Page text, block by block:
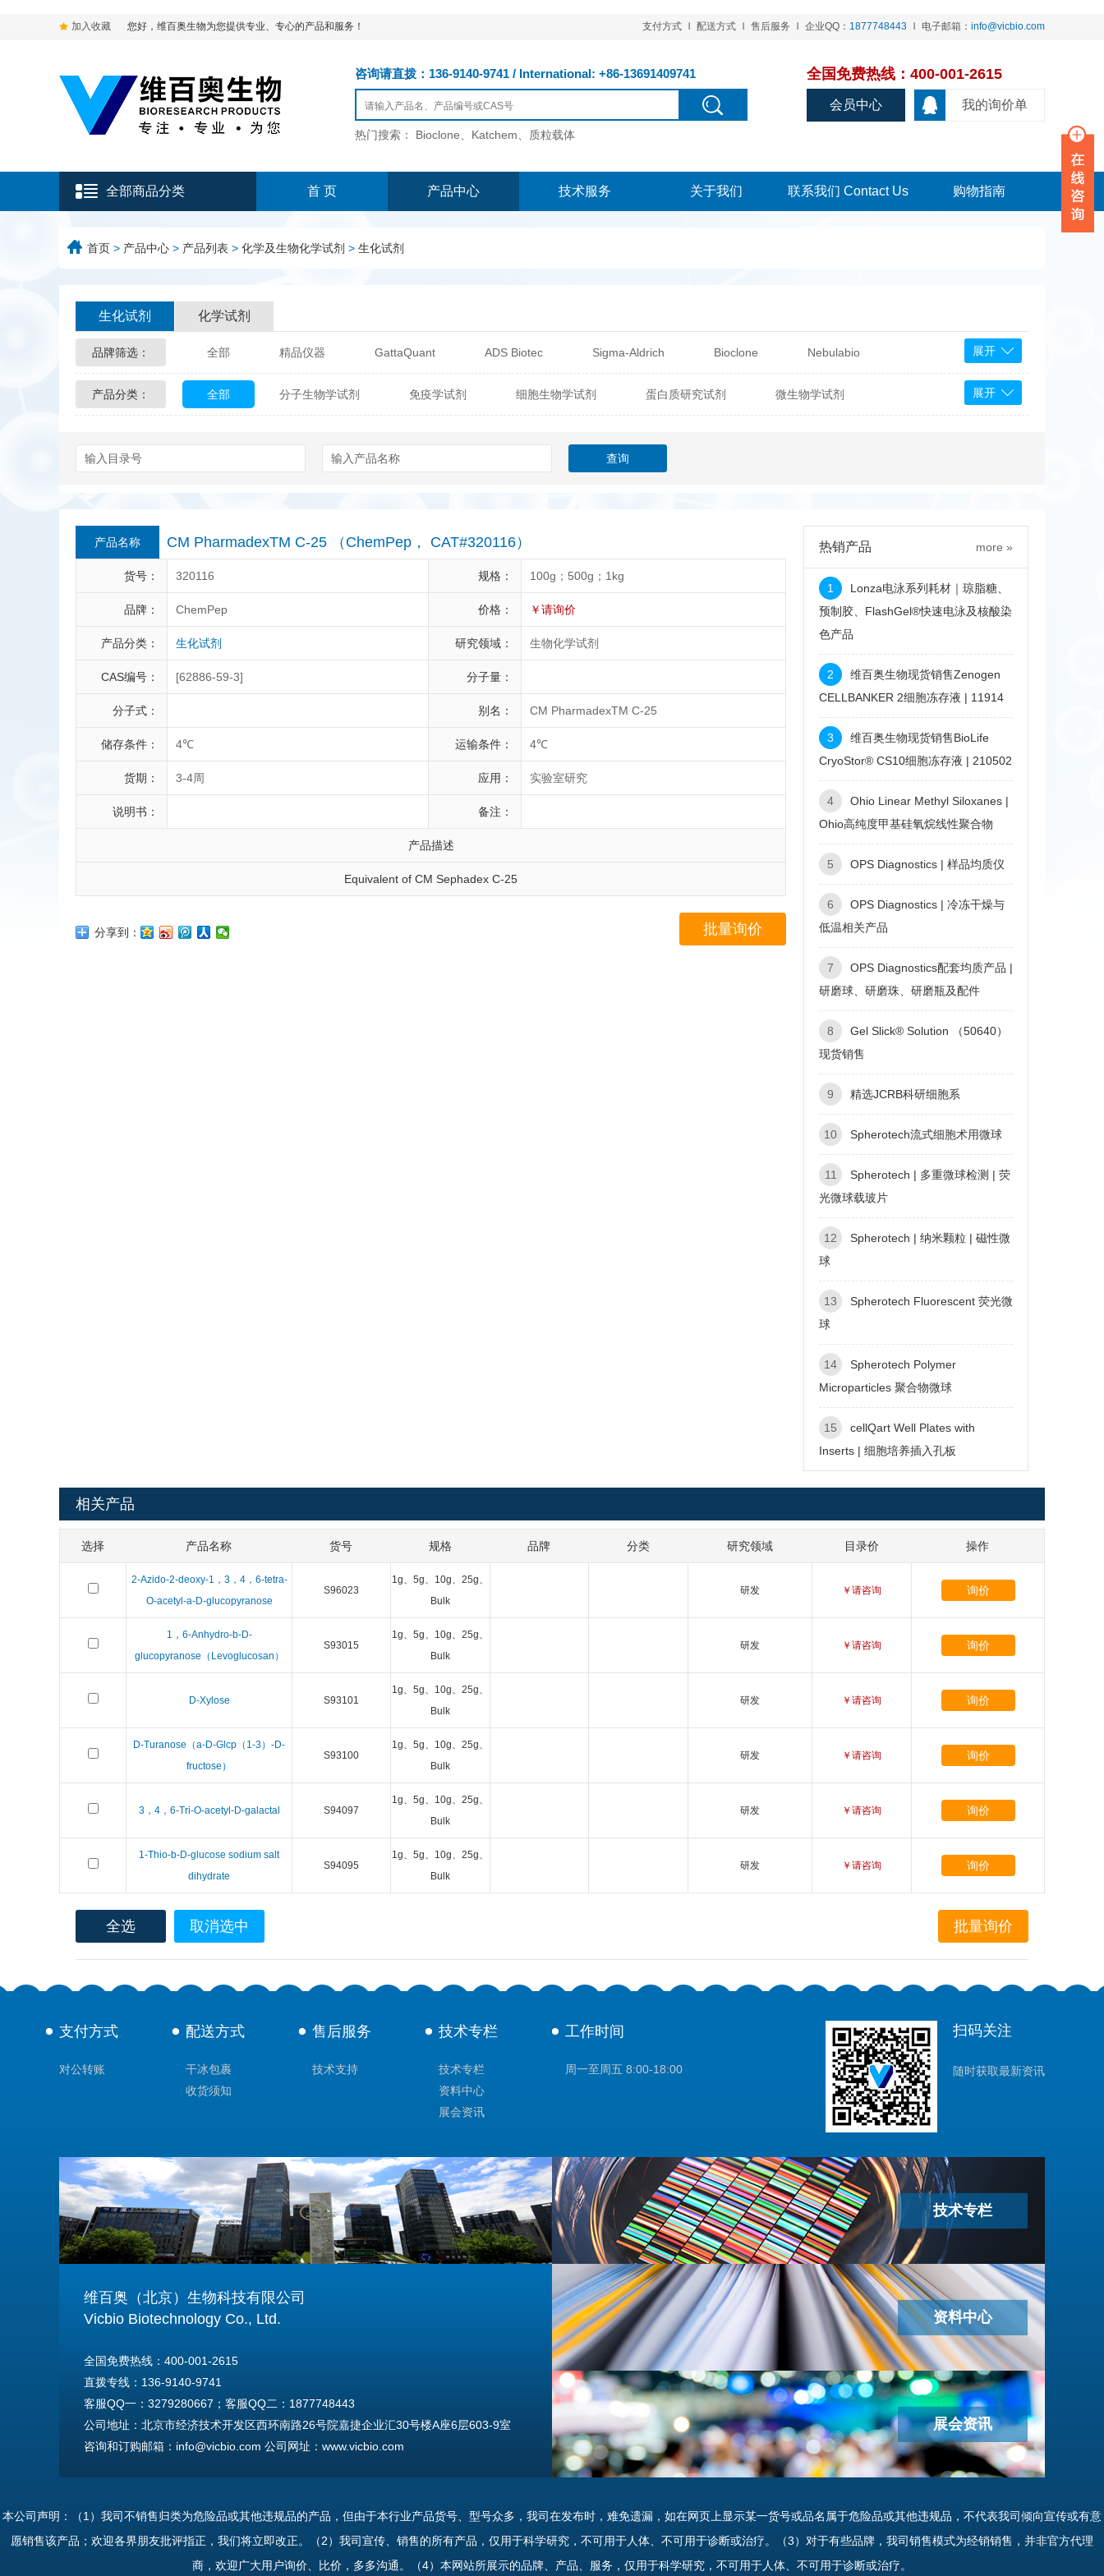
加入收藏 您好，维百奥生物为您提供专业、专心的产品和服务！ 支付方式 配送方式 售后服务 企业QQ： 1877748443 电子邮箱： info@vicbio.com
咨询请直拨：136-9140-9741 / International: +86-13691409741
热门搜索： Bioclone、Katchem、质粒载体
全国免费热线：400-001-2615
我的询价单
会员中心
全部商品分类 首 页 产品中心 技术服务 关于我们 联系我们 Contact Us 购物指南
首页 > 产品中心 > 产品列表 > 化学及生物化学试剂 > 生化试剂
生化试剂 化学试剂
品牌筛选： 全部 精品仪器 GattaQuant ADS Biotec Sigma-Aldrich Bioclone Nebulabio
Glycon Biochem Sterlitech 热销产品 辰辉创聚生物® (Nebulabio) BPS Bioscience
Mediagnost
Cytodiagnostics Katchem
Berry & Associates Hybrid Plastics Milenia Biotec Sunrise Science
LGC Maine Standards Pall Lonza 康为世纪
Abbexa AbD Serotec Abnova Active Motif
展开
产品分类： 全部 分子生物学试剂 免疫学试剂 细胞生物学试剂 蛋白质研究试剂 微生物学试剂 展开
产品名称 CM PharmadexTM C-25 （ChemPep， CAT#320116）
货号： 320116 规格： 100g；500g；1kg
品牌： ChemPep 价格： ￥请询价
产品分类： 生化试剂 研究领域： 生物化学试剂
CAS编号： [62886-59-3] 分子量：
分子式： 别名： CM PharmadexTM C-25
储存条件： 4℃ 运输条件： 4℃
货期： 3-4周 应用： 实验室研究
说明书： 备注：
产品描述
Equivalent of CM Sephadex C-25
分享到： 批量询价
热销产品 more »
1
Lonza电泳系列耗材｜琼脂糖、
预制胶、FlashGel®快速电泳及核酸染
色产品
2
维百奥生物现货销售Zenogen
CELLBANKER 2细胞冻存液 | 11914
3
维百奥生物现货销售BioLife
CryoStor® CS10细胞冻存液 | 210502
4
Ohio Linear Methyl Siloxanes |
Ohio高纯度甲基硅氧烷线性聚合物
5 OPS Diagnostics | 样品均质仪
6
OPS Diagnostics | 冷冻干燥与
低温相关产品
7
OPS Diagnostics配套均质产品 |
研磨球、研磨珠、研磨瓶及配件
8
Gel Slick® Solution （50640）
现货销售
9 精选JCRB科研细胞系
10 Spherotech流式细胞术用微球
11
Spherotech | 多重微球检测 | 荧
光微球载玻片
12
Spherotech | 纳米颗粒 | 磁性微
球
13
Spherotech Fluorescent 荧光微
球
14
Spherotech Polymer
Microparticles 聚合物微球
15
cellQart Well Plates with
Inserts | 细胞培养插入孔板
相关产品
选择 产品名称 货号 规格 品牌 分类 研究领域 目录价 操作
2-Azido-2-deoxy-1，3，4，6-tetra-
O-acetyl-a-D-glucopyranose
S96023
1g、5g、10g、25g、
Bulk
研发 ￥请咨询 询价
1，6-Anhydro-b-D-
glucopyranose（Levoglucosan）
S93015
1g、5g、10g、25g、
Bulk
研发 ￥请咨询 询价
D-Xylose S93101
1g、5g、10g、25g、
Bulk
研发 ￥请咨询 询价
D-Turanose（a-D-Glcp（1-3）-D-
fructose）
S93100
1g、5g、10g、25g、
Bulk
研发 ￥请咨询 询价
3，4，6-Tri-O-acetyl-D-galactal S94097
1g、5g、10g、25g、
Bulk
研发 ￥请咨询 询价
1-Thio-b-D-glucose sodium salt
dihydrate
S94095
1g、5g、10g、25g、
Bulk
研发 ￥请咨询 询价
全选 取消选中
支付方式
对公转账
配送方式
干冰包裹
收货须知
售后服务
技术支持
技术专栏
技术专栏
资料中心
展会资讯
工作时间
周一至周五 8:00-18:00
扫码关注
随时获取最新资讯
维百奥（北京）生物科技有限公司
Vicbio Biotechnology Co., Ltd.
全国免费热线：400-001-2615
直拨专线：136-9140-9741
客服QQ一：3279280667；客服QQ二：1877748443
公司地址：北京市经济技术开发区西环南路26号院嘉捷企业汇30号楼A座6层603-9室
咨询和订购邮箱：info@vicbio.com 公司网址：www.vicbio.com
Tel: +86-13691409741
技术专栏
资料中心
展会资讯
本公司声明：（1）我司不销售归类为危险品或其他违规品的产品，但由于本行业产品货号、型号众多，我司在发布时，难免遗漏，如在网页上显示某一货号或品名属于危险品或其他违规品，不代表我司倾向宣传或有意
愿销售该产品；欢迎各界朋友批评指正，我们将立即改正。（2）我司宣传、销售的所有产品，仅用于科学研究，不可用于人体、不可用于诊断或治疗。（3）对于有些品牌，我司销售模式为经销销售，并非官方代理
商，欢迎广大用户询价、比价，多多沟通。（4）本网站所展示的品牌、产品、服务，仅用于科学研究，不可用于人体、不可用于诊断或治疗。